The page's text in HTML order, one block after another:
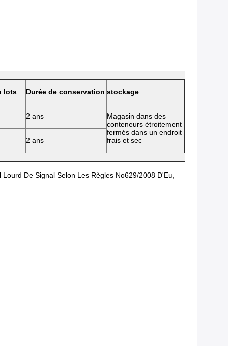
lots Durée de conservation stockage
2 ans
Magasin dans des
conteneurs étroitement
fermés dans un endroit
frais et sec
2 ans
De Signal Selon Les Règles No629/2008 D'Eu,